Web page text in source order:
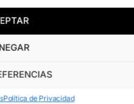
Política de Privacidad